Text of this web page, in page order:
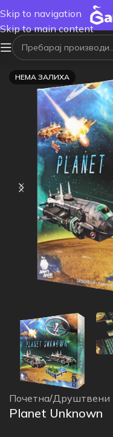
Skip to navigation
Skip to main content
НЕМА ЗАЛИХА
Почетна/Друштвени
Planet Unknown